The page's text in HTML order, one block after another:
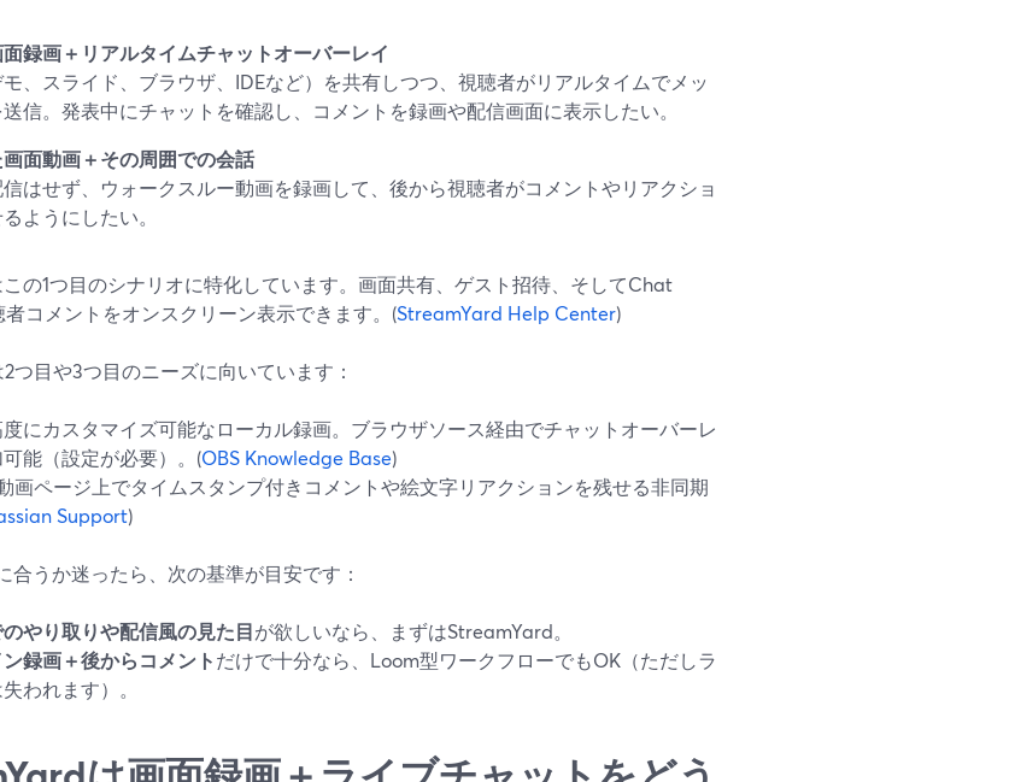
録画＋リアルタイムチャットオーバーレイ
、スライド、ブラウザ、IDEなど）を共有しつつ、視聴者がリアルタイムでメッ
信。発表中にチャットを確認し、コメントを録画や配信画面に表示したい。
面動画＋その周囲での会話
はせず、ウォークスルー動画を録画して、後から視聴者がコメントやリアクショ
ようにしたい。
の1つ目のシナリオに特化しています。画面共有、ゲスト招待、そしてChat
コメントをオンスクリーン表示できます。(StreamYard Help Center)
つ目や3つ目のニーズに向いています：
度にカスタマイズ可能なローカル録画。ブラウザソース経由でチャットオーバーレ
能（設定が必要）。(OBS Knowledge Base)
画ページ上でタイムスタンプ付きコメントや絵文字リアクションを残せる非同期
Support)
合うか迷ったら、次の基準が目安です：
やり取りや配信風の見た目が欲しいなら、まずはStreamYard。
録画＋後からコメントだけで十分なら、Loom型ワークフローでもOK（ただしラ
われます）。